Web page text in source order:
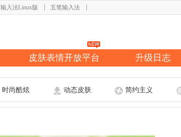
输入法Linux版 五笔输入法
皮肤表情开放平台 升级日志
时尚酷炫 动态皮肤 简约主义